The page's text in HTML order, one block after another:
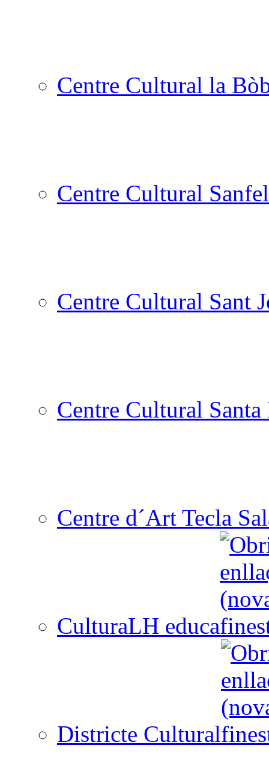
Centre Cultural la
Centre Cultural
Centre Cultural Sant
Centre Cultural
Centre d´Art Tecla
CulturaLH educa
Districte Cultural